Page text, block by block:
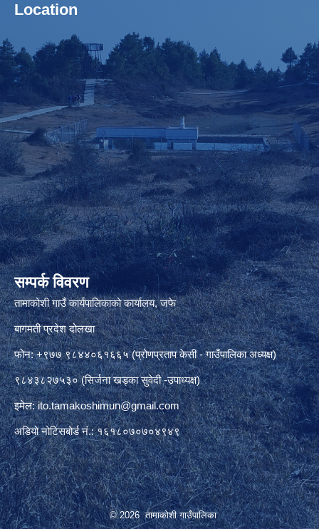
Location
सम्पर्क विवरण
तामाकोशी गाउँ कार्यपालिकाको कार्यालय, जफे
बागमती प्रदेश दोलखा
फोन: +९७७ ९८४४०६१६६५ (प्रोणप्रताप केसी - गाउँपालिका अध्यक्ष)
९८४३८२७५३० (सिर्जना खड्का सुवेदी -उपाध्यक्ष)
इमेल:ito.tamakoshimun@gmail.com
अडियो नोटिसबोर्ड नं.: १६१८०७०७०४९४९
© 2026 तामाकोशी गाउँपालिका